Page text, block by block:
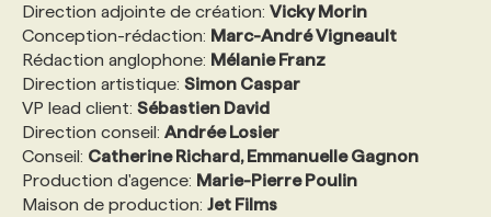
Direction adjointe de création: Vicky Morin
Conception-rédaction: Marc-André Vigneault
Rédaction anglophone: Mélanie Franz
Direction artistique: Simon Caspar
VP lead client: Sébastien David
Direction conseil: Andrée Losier
Conseil: Catherine Richard, Emmanuelle Gagnon
Production d'agence: Marie-Pierre Poulin
Maison de production: Jet Films